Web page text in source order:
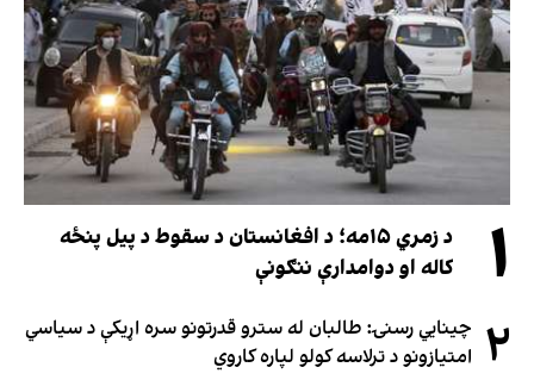
۱
د زمري ۱۵مه؛ د افغانستان د سقوط د پیل پنځه
کاله او دوامدارې ننګونې
۲ چینایي رسنۍ: طالبان له سترو قدرتونو سره اړیکې د سیاسي
امتیازونو د ترلاسه کولو لپاره کاروي